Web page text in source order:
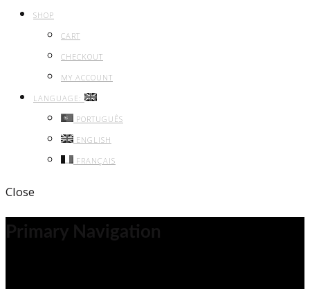
SHOP
CART
CHECKOUT
MY ACCOUNT
LANGUAGE:
PORTUGUÊS
ENGLISH
FRANÇAIS
Close